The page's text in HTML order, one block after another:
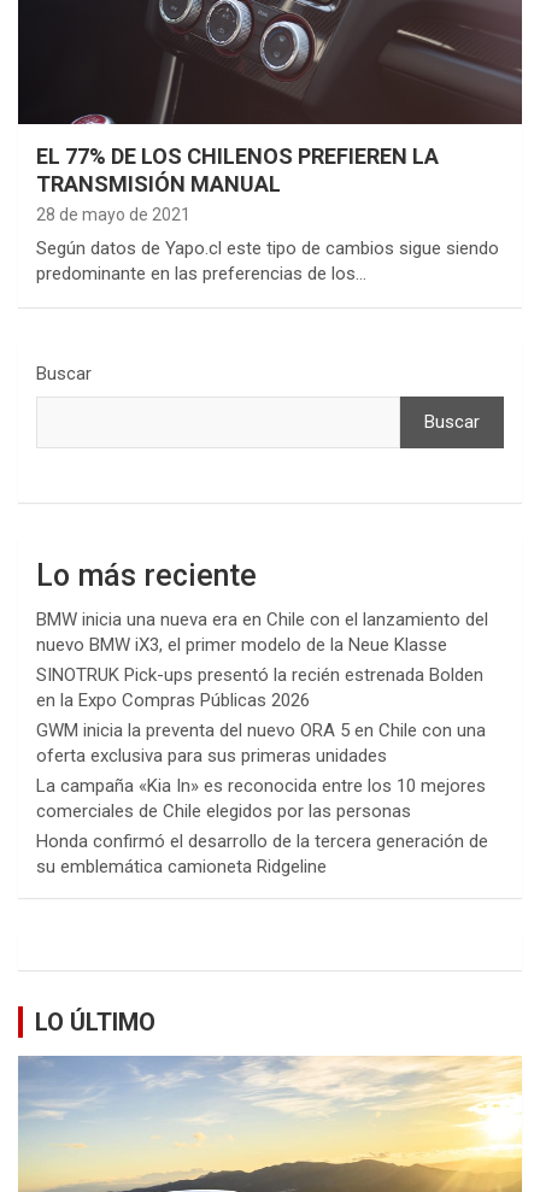
EL 77% DE LOS CHILENOS PREFIEREN LA
TRANSMISIÓN MANUAL
28 de mayo de 2021
Según datos de Yapo.cl este tipo de cambios sigue siendo
predominante en las preferencias de los…
Buscar
Buscar
Lo más reciente
BMW inicia una nueva era en Chile con el lanzamiento del
nuevo BMW iX3, el primer modelo de la Neue Klasse
SINOTRUK Pick-ups presentó la recién estrenada Bolden
en la Expo Compras Públicas 2026
GWM inicia la preventa del nuevo ORA 5 en Chile con una
oferta exclusiva para sus primeras unidades
La campaña «Kia In» es reconocida entre los 10 mejores
comerciales de Chile elegidos por las personas
Honda confirmó el desarrollo de la tercera generación de
su emblemática camioneta Ridgeline
LO ÚLTIMO